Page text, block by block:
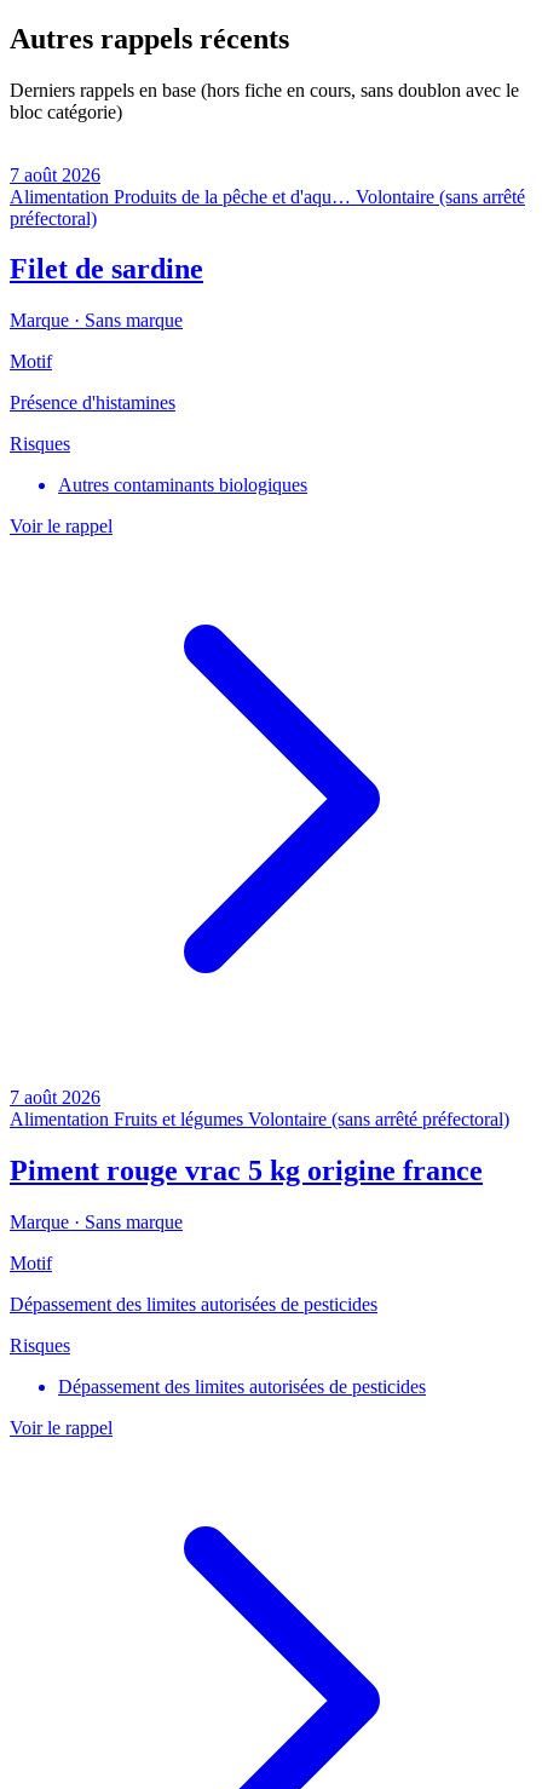
Autres rappels récents
Derniers rappels en base (hors fiche en cours, sans doublon avec le
bloc catégorie)
7 août 2026
Alimentation Produits de la pêche et d'aqu… Volontaire (sans arrêté
préfectoral)
Filet de sardine
Marque · Sans marque
Motif
Présence d'histamines
Risques
Autres contaminants biologiques
Voir le rappel
7 août 2026
Alimentation Fruits et légumes Volontaire (sans arrêté préfectoral)
Piment rouge vrac 5 kg origine france
Marque · Sans marque
Motif
Dépassement des limites autorisées de pesticides
Risques
Dépassement des limites autorisées de pesticides
Voir le rappel